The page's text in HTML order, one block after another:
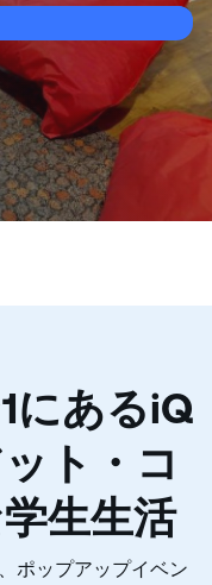
にあるiQ
ト・コ
生生活
ポップアップイベン